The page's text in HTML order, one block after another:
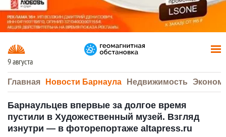
9 августа
Главная Новости Барнаула Недвижимость
Барнаульцев впервые за долгое время
пустили в Художественный музей. Взгляд
изнутри — в фоторепортаже altapress.ru